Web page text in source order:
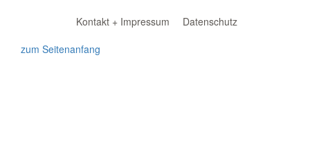
Kontakt + Impressum
Datenschutz
zum Seitenanfang